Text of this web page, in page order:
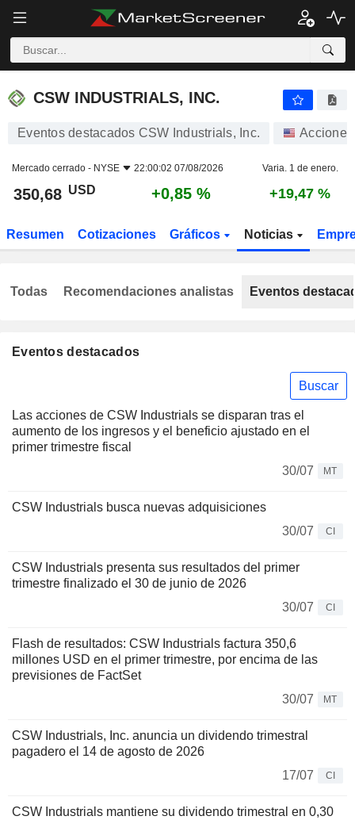
CSW INDUSTRIALS, INC.
CSW INDUSTRIALS, INC.
Eventos destacados CSW Industrials, Inc. Acciones
Mercado cerrado - NYSE 22:00:02 07/08/2026 Varia. 1 de enero.
350,68 USD +0,85 % +19,47 %
Resumen Cotizaciones Gráficos Noticias
Eventos destacados
Buscar
Las acciones de CSW Industrials se disparan tras el
aumento de los ingresos y el beneficio ajustado en el
primer trimestre fiscal
30/07
MT
CSW Industrials busca nuevas adquisiciones
30/07
CI
CSW Industrials presenta sus resultados del primer
trimestre finalizado el 30 de junio de 2026
30/07
CI
Flash de resultados: CSW Industrials factura 350,6
millones USD en el primer trimestre, por encima de las
previsiones de FactSet
30/07
MT
CSW Industrials, Inc. anuncia un dividendo trimestral
pagadero el 14 de agosto de 2026
17/07
CI
CSW Industrials mantiene su dividendo trimestral en 0,30
Todas Recomendaciones analistas Eventos